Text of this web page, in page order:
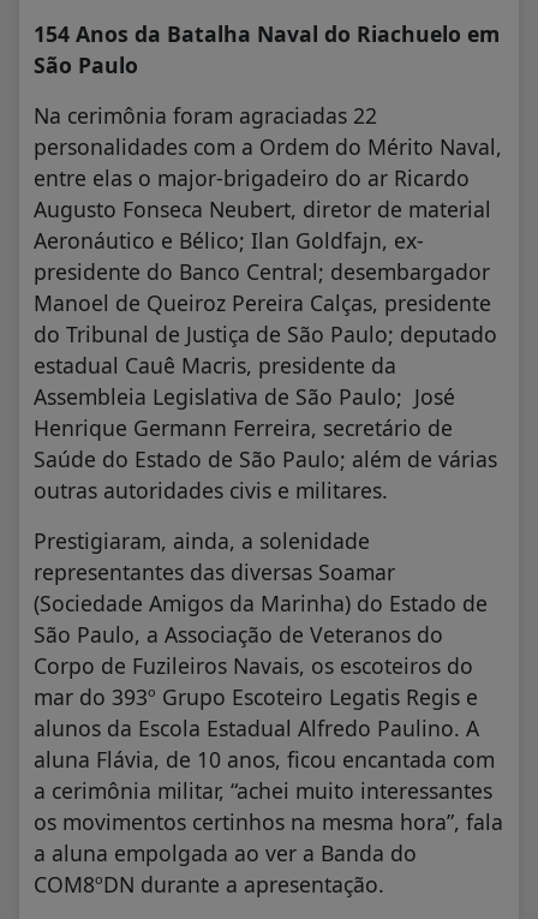
154 Anos da Batalha Naval do Riachuelo em
São Paulo
Na cerimônia foram agraciadas 22
personalidades com a Ordem do Mérito Naval,
entre elas o major-brigadeiro do ar Ricardo
Augusto Fonseca Neubert, diretor de material
Aeronáutico e Bélico; Ilan Goldfajn, ex-
presidente do Banco Central; desembargador
Manoel de Queiroz Pereira Calças, presidente
do Tribunal de Justiça de São Paulo; deputado
estadual Cauê Macris, presidente da
Assembleia Legislativa de São Paulo; José
Henrique Germann Ferreira, secretário de
Saúde do Estado de São Paulo; além de várias
outras autoridades civis e militares.
Prestigiaram, ainda, a solenidade
representantes das diversas Soamar
(Sociedade Amigos da Marinha) do Estado de
São Paulo, a Associação de Veteranos do
Corpo de Fuzileiros Navais, os escoteiros do
mar do 393º Grupo Escoteiro Legatis Regis e
alunos da Escola Estadual Alfredo Paulino. A
aluna Flávia, de 10 anos, ficou encantada com
a cerimônia militar, “achei muito interessantes
os movimentos certinhos na mesma hora”, fala
a aluna empolgada ao ver a Banda do
COM8ºDN durante a apresentação.